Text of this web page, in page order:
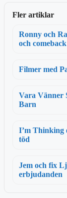
Fler artiklar
Ronny och
och comeback
Filmer med
Vara Vänner
Barn
I’m Thinking
töd
Jem och fix
erbjudanden